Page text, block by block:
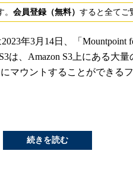
会員登録（無料） すると全てご
年3月14日、「Mountpoint
は、Amazon S3上にある大
マウントすることができる
続きを読む